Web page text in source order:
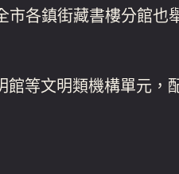
市各鎮街藏書樓分館也
館等文明類機構單元，